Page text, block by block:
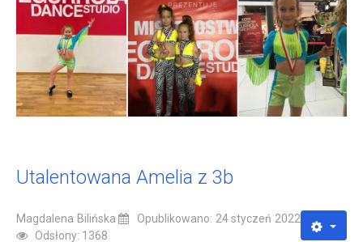
Utalentowana Amelia z 3b
Magdalena Bilińska
Opublikowano: 24 styczeń 2022
Odsłony: 1368